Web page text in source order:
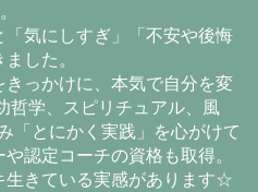
気にしすぎ」「不安や後悔
した。
っかけに、本気で自分を変
哲学、スピリチュアル、風
「とにかく実践」を心がけて
認定コーチの資格も取得。
生きている実感があります☆